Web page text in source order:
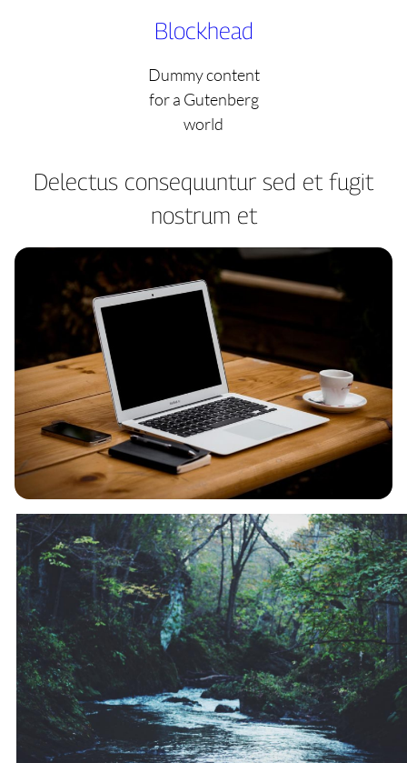
Blockhead
Dummy content
for a Gutenberg
world
Delectus consequuntur sed et fugit
nostrum et